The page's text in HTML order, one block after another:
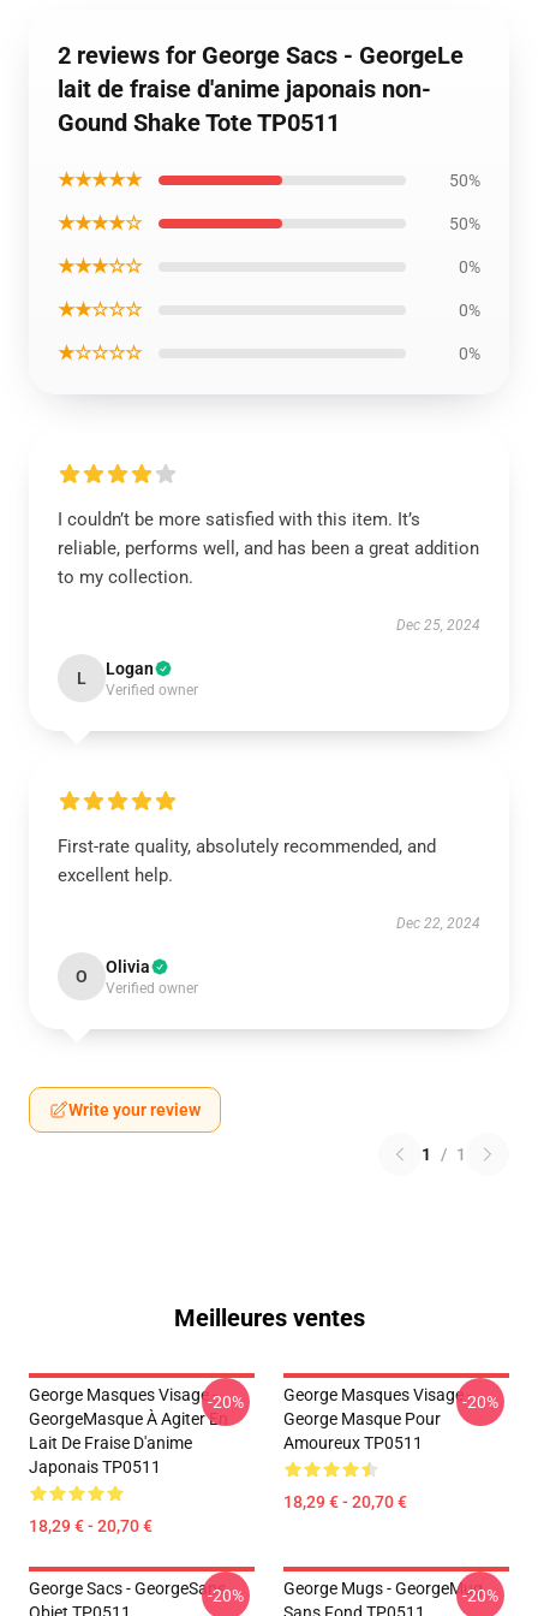
2 reviews for George Sacs - GeorgeLe
lait de fraise d'anime japonais non-
Gound Shake Tote TP0511
★★★★★ 50%
★★★★☆ 50%
★★★☆☆ 0%
★★☆☆☆ 0%
★☆☆☆☆ 0%
I couldn’t be more satisfied with this item. It’s
reliable, performs well, and has been a great addition
to my collection.
Dec 25, 2024
L Logan
Verified owner
First-rate quality, absolutely recommended, and
excellent help.
Dec 22, 2024
O Olivia
Verified owner
Write your review
1 / 1
Meilleures ventes
George Masques Visage -
GeorgeMasque À Agiter En
Lait De Fraise D'anime
Japonais TP0511
18,29 € - 20,70 €
-20%
George Masques Visage -
George Masque Pour
Amoureux TP0511
18,29 € - 20,70 €
-20%
George Sacs - GeorgeSans-20%
George Mugs - GeorgeMug-20%